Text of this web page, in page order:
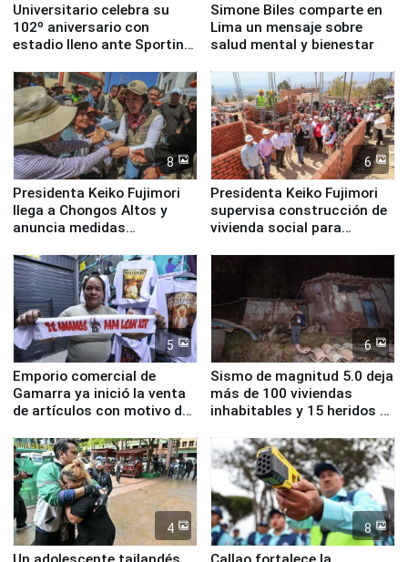
Universitario celebra su
102º aniversario con
estadio lleno ante Sporting
Simone Biles comparte en
Lima un mensaje sobre
salud mental y bienestar
8
Presidenta Keiko Fujimori
llega a Chongos Altos y
anuncia medidas
educación, salud y empleo
6
Presidenta Keiko Fujimori
supervisa construcción de
vivienda social para
5
Emporio comercial de
Gamarra ya inició la venta
de artículos con motivo de
6
Sismo de magnitud 5.0 deja
más de 100 viviendas
inhabitables y 15 heridos en
4 8